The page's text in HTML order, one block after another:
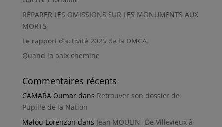
RÉPARER LES OMISSIONS SUR LES MONUMENTS AUX
MORTS
Le rapport d’activité 2025 de la DMCA.
Quand la paix chemine
Commentaires récents
CAMARA Oumardans Retrouver son dossier de
Pupille de la Nation
Malou Lorenzon dans Jean MOULIN -De Villevieux à